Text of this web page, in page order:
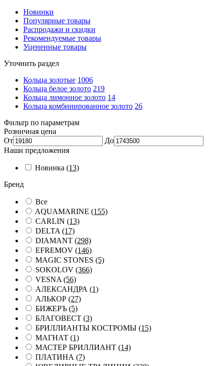
Новинки
Популярные товары
Распродажи и скидки
Рекомендуемые товары
Уцененные товары
Уточнить раздел
Кольца золотые 1006
Кольца белое золото 219
Кольца лимонное золото 14
Кольца комбинированное золото 26
Фильтр по параметрам
Розничная цена
От
До
Наши предложения
Новинка (13)
Бренд
Все
AQUAMARINE (155)
CARLIN (13)
DELTA (17)
DIAMANT (298)
EFREMOV (146)
MAGIC STONES (5)
SOKOLOV (366)
VESNA (56)
АЛЕКСАНДРА (1)
АЛЬКОР (27)
БИЖЕРЪ (5)
БЛАГОВЕСТ (3)
БРИЛЛИАНТЫ КОСТРОМЫ (15)
МАГНАТ (1)
МАСТЕР БРИЛЛИАНТ (14)
ПЛАТИНА (7)